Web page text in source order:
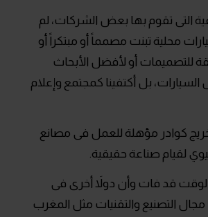
التى تقوم بها بعض الشركات، لم
محلية تبنت مصمماً أو مبتكراً أو
للتصميمات أو لأفضل الأبحاث
السيارات، بل أكتفينا كمجتمع وإعلام
كوادر مؤهلة للعمل فى مصانع
لقيام صناعة حقيقية.
قد فات وأن دولاَ أخرى فى
التصنيع والتقنيات مثل المغرب